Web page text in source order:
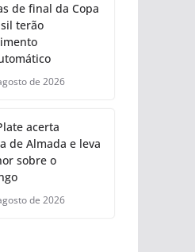
de final da Copa
terão
de 2026
acerta
de Almada e leva
sobre o
de 2026